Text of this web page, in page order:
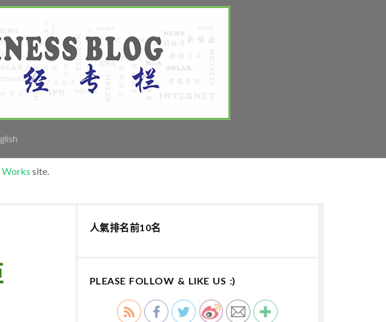
Works site.
人氣排名前10名
PLEASE FOLLOW & LIKE US :)